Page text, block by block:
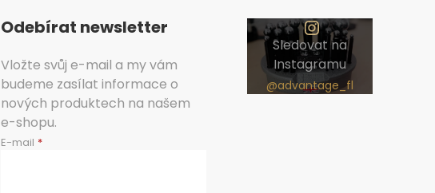
Odebírat newsletter
Vložte svůj e-mail a my vám
budeme zasílat informace o
nových produktech na našem
e-shopu.
E-mail
Sledovat na
Instagramu